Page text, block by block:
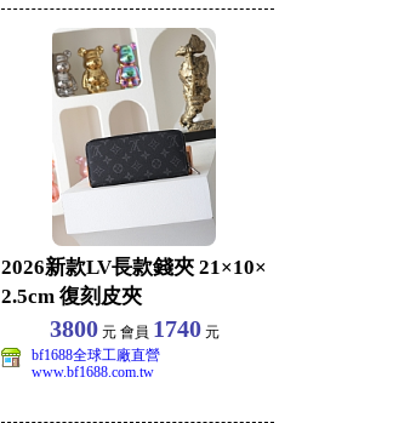
2026新款LV長款錢夾 21×10×
2.5cm 復刻皮夾
3800元 會員 1740元
bf1688全球工廠直營
www.bf1688.com.tw